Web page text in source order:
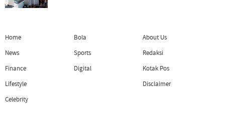
Home
News
Finance
Lifestyle
Celebrity
Bola
Sports
Digital
About Us
Redaksi
Kotak Pos
Disclaimer